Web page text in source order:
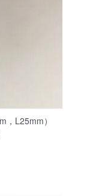
，L25mm）